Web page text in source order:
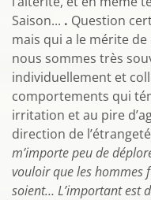
Saison... . Question
mais qui a le mérite
nous sommes très
individuellement et
comportements qui
irritation et au pire
direction de
m’importe peu de
vouloir que les hommes
soient… L’important est